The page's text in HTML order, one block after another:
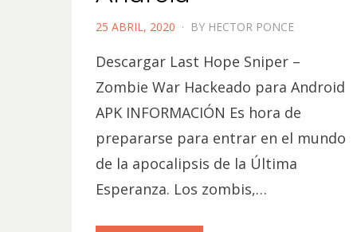
POSTED
25 ABRIL, 2020 BY HECTOR PONCE
Descargar Last Hope Sniper –
Zombie War Hackeado para Android
APK INFORMACIÓN Es hora de
prepararse para entrar en el mundo
de la apocalipsis de la Última
Esperanza. Los zombis,…